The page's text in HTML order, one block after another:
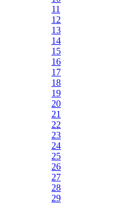
11
12
13
14
15
16
17
18
19
20
21
22
23
24
25
26
27
28
29